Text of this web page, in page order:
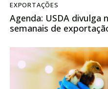
EXPORTAÇÕES
Agenda: USDA divulga
semanais de